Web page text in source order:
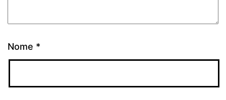
Nome *